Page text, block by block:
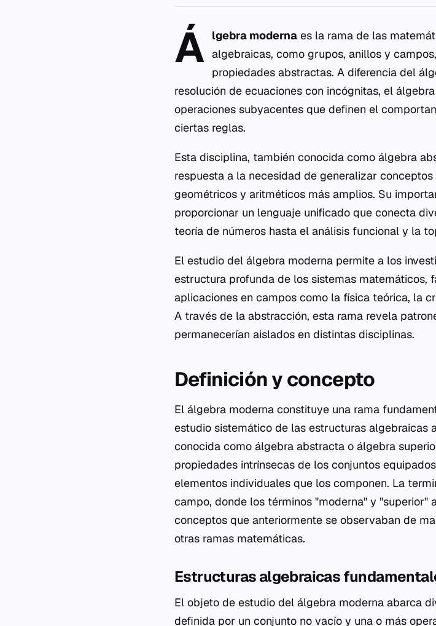
Á lgebra moderna es la rama de las
algebraicas, como grupos, anillos y
propiedades abstractas. A diferencia del
resolución de ecuaciones con incógnitas, el
operaciones subyacentes que definen el
ciertas reglas.
Esta disciplina, también conocida como álgebra
respuesta a la necesidad de generalizar
geométricos y aritméticos más amplios. Su
proporcionar un lenguaje unificado que conecta
teoría de números hasta el análisis funcional y la
El estudio del álgebra moderna permite a los
estructura profunda de los sistemas matemáticos,
aplicaciones en campos como la física teórica, la
A través de la abstracción, esta rama revela
permanecerían aislados en distintas disciplinas.
Definición y concepto
El álgebra moderna constituye una rama
estudio sistemático de las estructuras algebraicas
conocida como álgebra abstracta o álgebra
propiedades intrínsecas de los conjuntos
elementos individuales que los componen. La
campo, donde los términos "moderna" y "superior"
conceptos que anteriormente se observaban de
otras ramas matemáticas.
Estructuras algebraicas
El objeto de estudio del álgebra moderna abarca
definida por un conjunto no vacío y una o más